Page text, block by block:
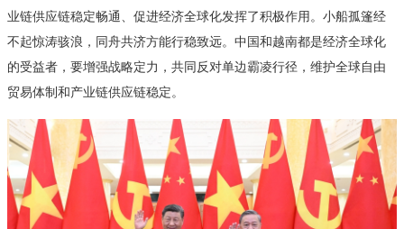
业链供应链稳定畅通、促进经济全球化发挥了积极作用。小船孤篷经
不起惊涛骇浪，同舟共济方能行稳致远。中国和越南都是经济全球化
的受益者，要增强战略定力，共同反对单边霸凌行径，维护全球自由
贸易体制和产业链供应链稳定。